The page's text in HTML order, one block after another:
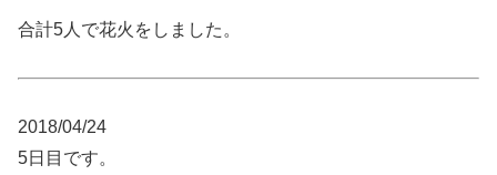
合計5人で花火をしました。
2018/04/24
5日目です。